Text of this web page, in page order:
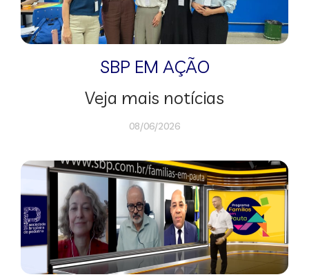
SBP EM AÇÃO
Veja mais notícias
08/06/2026